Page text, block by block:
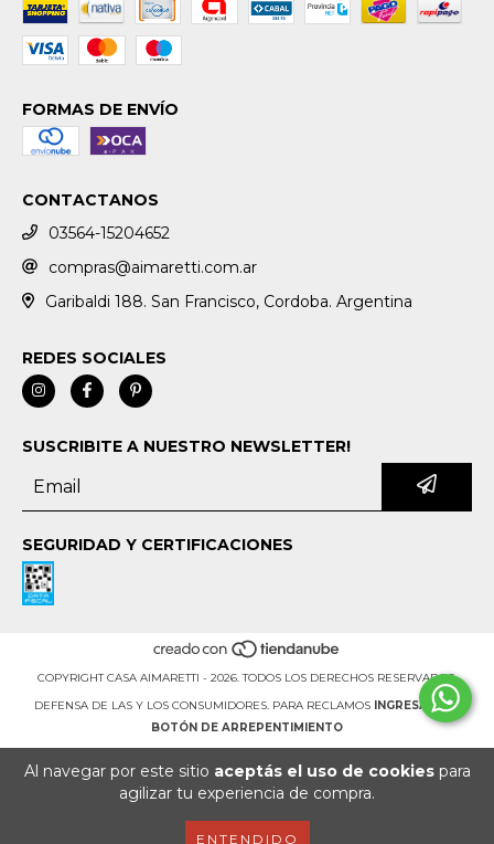
Al navegar por este sitio aceptás el uso de cookiespara
agilizar tu experiencia de compra.
ENTENDIDO
FORMAS DE ENVÍO
CONTACTANOS
03564-15204652
compras@aimaretti.com.ar
Garibaldi 188. San Francisco, Cordoba. Argentina
REDES SOCIALES
SUSCRIBITE A NUESTRO NEWSLETTER!
SEGURIDAD Y CERTIFICACIONES
COPYRIGHT CASA AIMARETTI - 2026. TODOS LOS DERECHOS RESERVADOS.
DEFENSA DE LAS Y LOS CONSUMIDORES. PARA RECLAMOS INGRESÁ ACÁ.
BOTÓN DE ARREPENTIMIENTO